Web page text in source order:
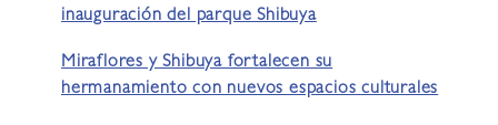
inauguración del parque Shibuya
Miraflores y Shibuya fortalecen su
hermanamiento con nuevos espacios culturales